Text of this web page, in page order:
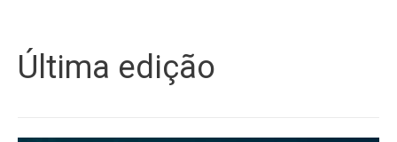
Última edição